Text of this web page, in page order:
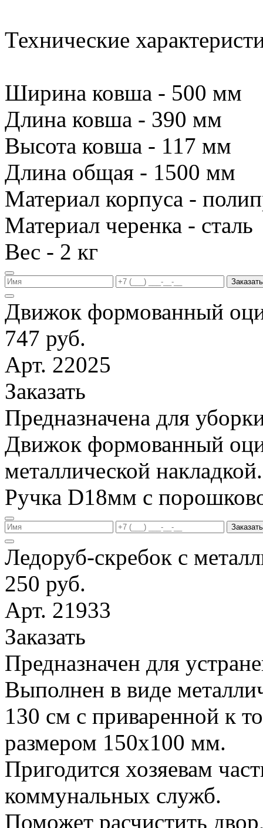
Технические
Ширина ковша - 500 мм
Длина ковша - 390 мм
Высота ковша - 117 мм
Длина общая - 1500 мм
Материал корпуса -
Материал черенка - сталь
Вес - 2 кг
Заказать
Движок формованный
747 руб.
Арт. 22025
Заказать
Предназначена для
Движок формованный
металлической
Ручка D18мм с
Заказать
Ледоруб-скребок с
250 руб.
Арт. 21933
Заказать
Предназначен для
Выполнен в виде
130 см с приваренной к
размером 150х100 мм.
Пригодится хозяевам
коммунальных служб.
Поможет расчистить